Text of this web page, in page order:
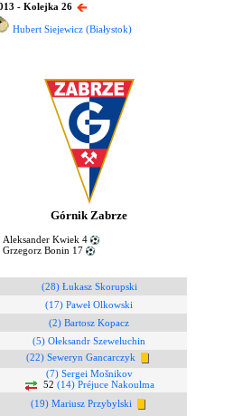
- Kolejka 26
Hubert Siejewicz (Białystok)
Górnik Zabrze
Kwiek 4
Bonin 17
(28) Łukasz Skorupski
(17) Paweł Olkowski
(2) Bartosz Kopacz
(5) Ołeksandr Szeweluchin
(22) Seweryn Gancarczyk
(7) Sergei Mošnikov
52 (14) Préjuce Nakoulma
(19) Mariusz Przybylski